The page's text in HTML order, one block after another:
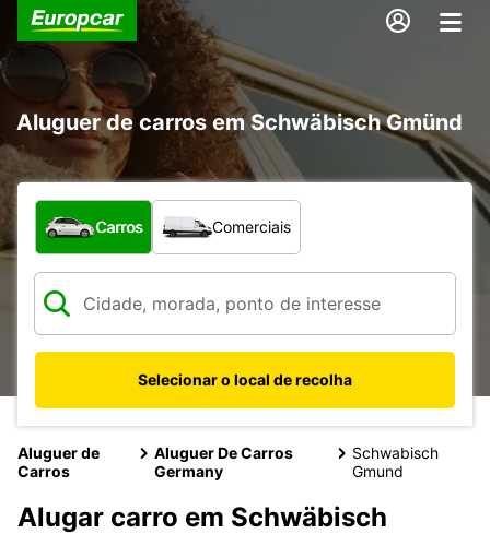
Aluguer de carros em Schwäbisch Gmünd
Que tipo de veículo pretende?
Carros Comerciais
Selecionar o local de recolha
Aluguer de
Carros
Aluguer De Carros
Germany
Schwabisch
Gmund
Alugar carro em Schwäbisch